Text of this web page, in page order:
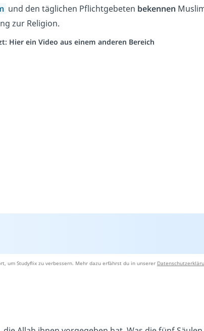
und den täglichen Pflichtgebeten bekennen
zur Religion.
Hier ein Video aus einem anderen Bereich
um Studyflix zu verbessern. Mehr dazu erfährst du in unserer